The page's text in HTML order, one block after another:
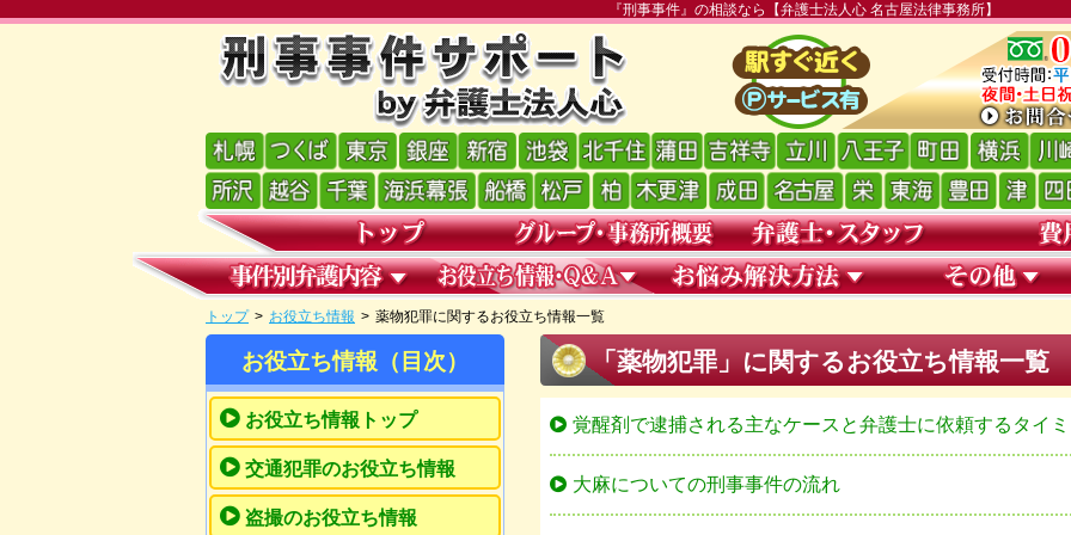
『刑事事件』の相談なら【弁護士法人心 名古屋法律事務所】
トップ > お役立ち情報 > 薬物犯罪に関するお役立ち情報一覧
「薬物犯罪」に関するお役立ち情報一覧
覚醒剤で逮捕される主なケースと弁護士に依頼するタイ
大麻についての刑事事件の流れ
お役立ち情報（目次）
お役立ち情報トップ
交通犯罪のお役立ち情報
盗撮のお役立ち情報